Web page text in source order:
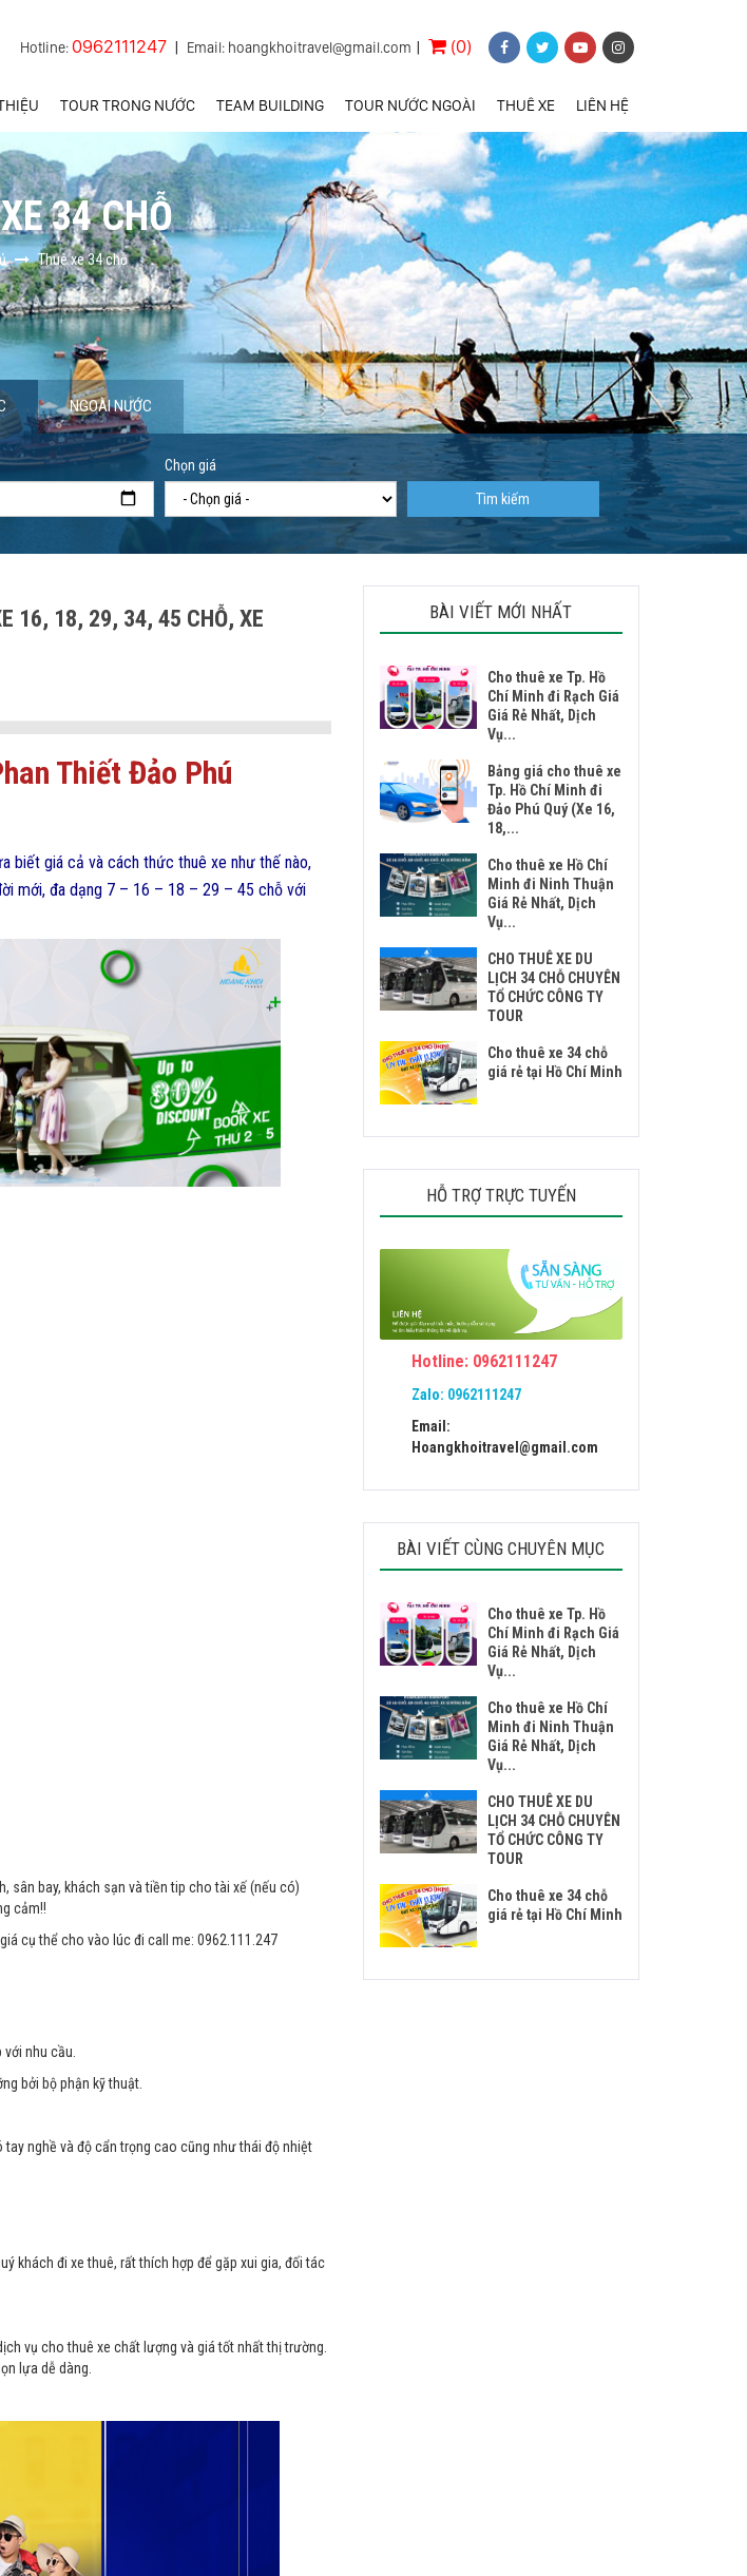
Hotline:0962111247 Email: hoangkhoitravel@gmail.com (0)
TOUR TRONG NƯỚC TEAM BUILDING TOUR NƯỚC NGOÀI THUÊ XE LIÊN HỆ
34 CHỖ
Thuê xe 34 chỗ
NGOÀI NƯỚC
Chọn giá
Tìm kiếm
16, 18, 29, 34, 45 CHỖ, XE
Thiết Đảo Phú
biết giá cả và cách thức thuê xe như thế nào,
mới, đa dạng 7 – 16 – 18 – 29 – 45 chỗ với
sân bay, khách sạn và tiền tip cho tài xế (nếu có)
cảm!!
cụ thể cho vào lúc đi call me: 0962.111.247
nhu cầu.
bởi bộ phận kỹ thuật.
nghề và độ cẩn trọng cao cũng như thái độ nhiệt
khách đi xe thuê, rất thích hợp để gặp xui gia, đối tác
vụ cho thuê xe chất lượng và giá tốt nhất thị trường.
lựa dễ dàng.
BÀI VIẾT MỚI NHẤT
Cho thuê xe Tp. Hồ
Chí Minh đi Rạch Giá
Giá Rẻ Nhất, Dịch
Vụ...
Bảng giá cho thuê xe
Tp. Hồ Chí Minh đi
Đảo Phú Quý (Xe 16,
18,...
Cho thuê xe Hồ Chí
Minh đi Ninh Thuận
Giá Rẻ Nhất, Dịch
Vụ...
CHO THUÊ XE DU
LỊCH 34 CHỖ CHUYÊN
TỔ CHỨC CÔNG TY
TOUR
Cho thuê xe 34 chỗ
giá rẻ tại Hồ Chí Minh
HỖ TRỢ TRỰC TUYẾN
Hotline: 0962111247
Zalo: 0962111247
Email:
Hoangkhoitravel@gmail.com
BÀI VIẾT CÙNG CHUYÊN MỤC
Cho thuê xe Tp. Hồ
Chí Minh đi Rạch Giá
Giá Rẻ Nhất, Dịch
Vụ...
Cho thuê xe Hồ Chí
Minh đi Ninh Thuận
Giá Rẻ Nhất, Dịch
Vụ...
CHO THUÊ XE DU
LỊCH 34 CHỖ CHUYÊN
TỔ CHỨC CÔNG TY
TOUR
Cho thuê xe 34 chỗ
giá rẻ tại Hồ Chí Minh